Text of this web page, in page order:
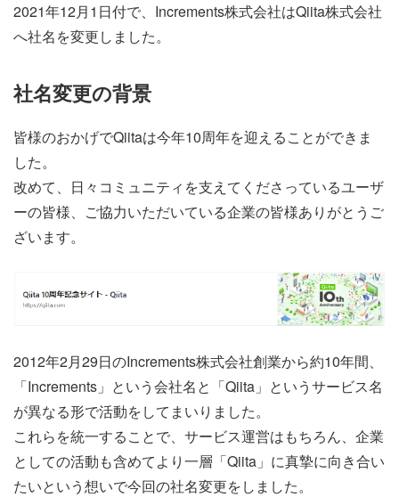
2021年12月1日付で、Increments株式会社はQiita株式会社
へ社名を変更しました。
社名変更の背景
皆様のおかげでQiitaは今年10周年を迎えることができま
した。
改めて、日々コミュニティを支えてくださっているユーザ
ーの皆様、ご協力いただいている企業の皆様ありがとうご
ざいます。
2012年2月29日のIncrements株式会社創業から約10年間、
「Increments」という会社名と「Qiita」というサービス名
が異なる形で活動をしてまいりました。
これらを統一することで、サービス運営はもちろん、企業
としての活動も含めてより一層「Qiita」に真摯に向き合い
たいという想いで今回の社名変更をしました。